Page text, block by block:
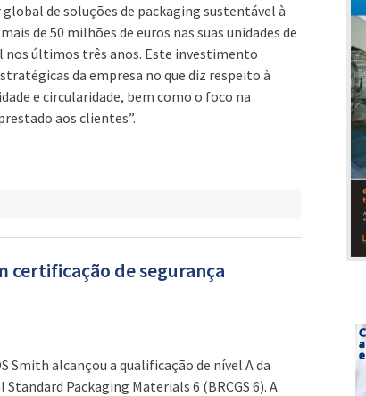
de soluções de packaging sustentável à
de 50 milhões de euros nas suas unidades de
nos últimos três anos. Este investimento
da empresa no que diz respeito à
e circularidade, bem como o foco na
aos clientes”.
certificação de segurança
Smith alcançou a qualificação de nível A da
Packaging Materials 6 (BRCGS 6). A